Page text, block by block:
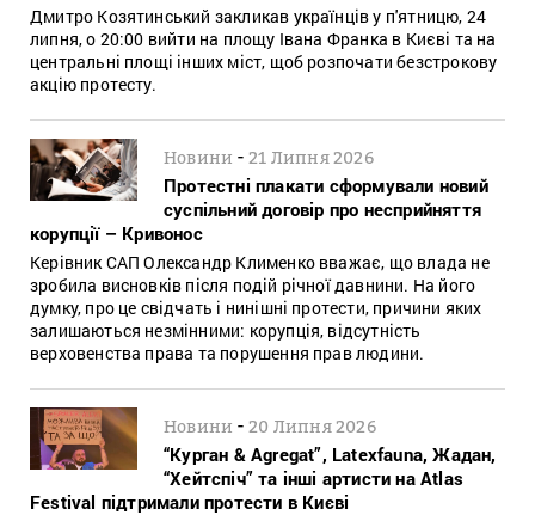
Дмитро Козятинський закликав українців у п'ятницю, 24
липня, о 20:00 вийти на площу Івана Франка в Києві та на
центральні площі інших міст, щоб розпочати безстрокову
акцію протесту.
Новини -21 Липня 2026
Протестні плакати сформували новий
суспільний договір про несприйняття
корупції – Кривонос
Керівник САП Олександр Клименко вважає, що влада не
зробила висновків після подій річної давнини. На його
думку, про це свідчать і нинішні протести, причини яких
залишаються незмінними: корупція, відсутність
верховенства права та порушення прав людини.
Новини -20 Липня 2026
“Курган & Agregat”, Latexfauna, Жадан,
“Хейтспіч” та інші артисти на Atlas
Festival підтримали протести в Києві